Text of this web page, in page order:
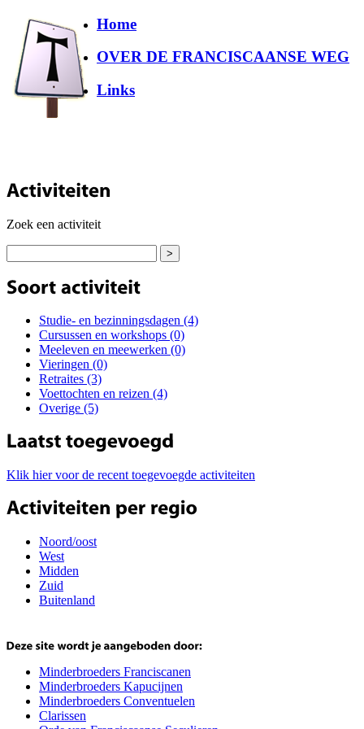
Home
OVER DE FRANCISCAANSE WEG
Links
Zoek een activiteit
Studie- en bezinningsdagen (4)
Cursussen en workshops (0)
Meeleven en meewerken (0)
Vieringen (0)
Retraites (3)
Voettochten en reizen (4)
Overige (5)
Klik hier voor de recent toegevoegde activiteiten
Noord/oost
West
Midden
Zuid
Buitenland
Minderbroeders Franciscanen
Minderbroeders Kapucijnen
Minderbroeders Conventuelen
Clarissen